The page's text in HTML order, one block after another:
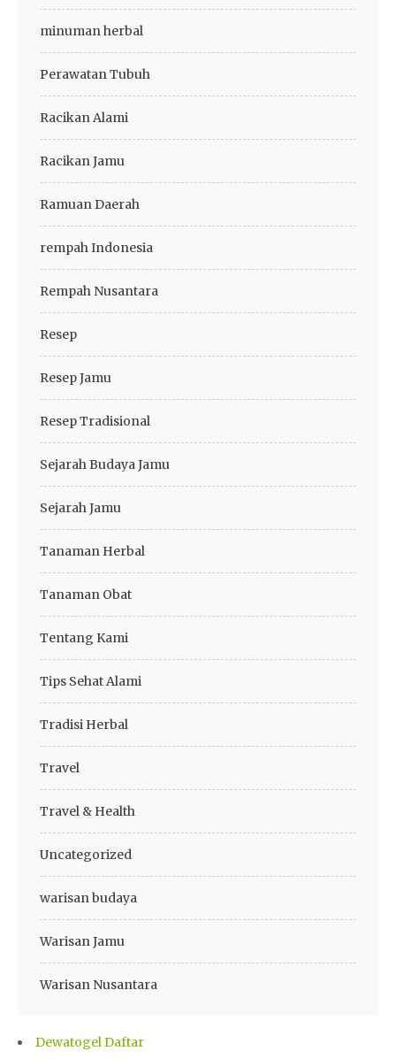
minuman herbal
Perawatan Tubuh
Racikan Alami
Racikan Jamu
Ramuan Daerah
rempah Indonesia
Rempah Nusantara
Resep
Resep Jamu
Resep Tradisional
Sejarah Budaya Jamu
Sejarah Jamu
Tanaman Herbal
Tanaman Obat
Tentang Kami
Tips Sehat Alami
Tradisi Herbal
Travel
Travel & Health
Uncategorized
warisan budaya
Warisan Jamu
Warisan Nusantara
Dewatogel Daftar